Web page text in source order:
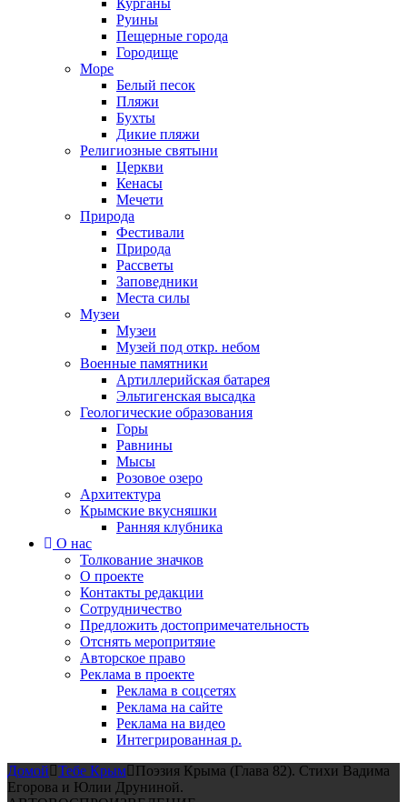
Курганы
Руины
Пещерные города
Городище
Море
Белый песок
Пляжи
Бухты
Дикие пляжи
Религиозные святыни
Церкви
Кенасы
Мечети
Природа
Фестивали
Природа
Рассветы
Заповедники
Места силы
Музеи
Музеи
Музей под откр. небом
Военные памятники
Артиллерийская батарея
Эльтигенская высадка
Геологические образования
Горы
Равнины
Мысы
Розовое озеро
Архитектура
Крымские вкусняшки
Ранняя клубника
О нас
Толкование значков
О проекте
Контакты редакции
Сотрудничество
Предложить достопримечательность
Отснять меропритяие
Авторское право
Реклама в проекте
Реклама в соцсетях
Реклама на сайте
Реклама на видео
Интегрированная р.
Домой
Тебе Крым
Поэзия Крыма (Глава 82). Стихи Вадима
Егорова и Юлии Друниной.